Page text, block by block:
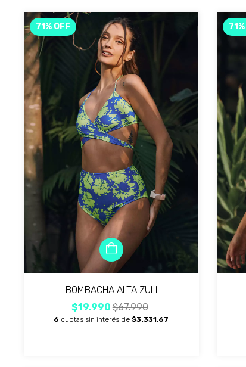
71% OFF
BOMBACHA ALTA ZULI
$19.990$67.990
6 cuotas sin interés de$3.331,67
71%